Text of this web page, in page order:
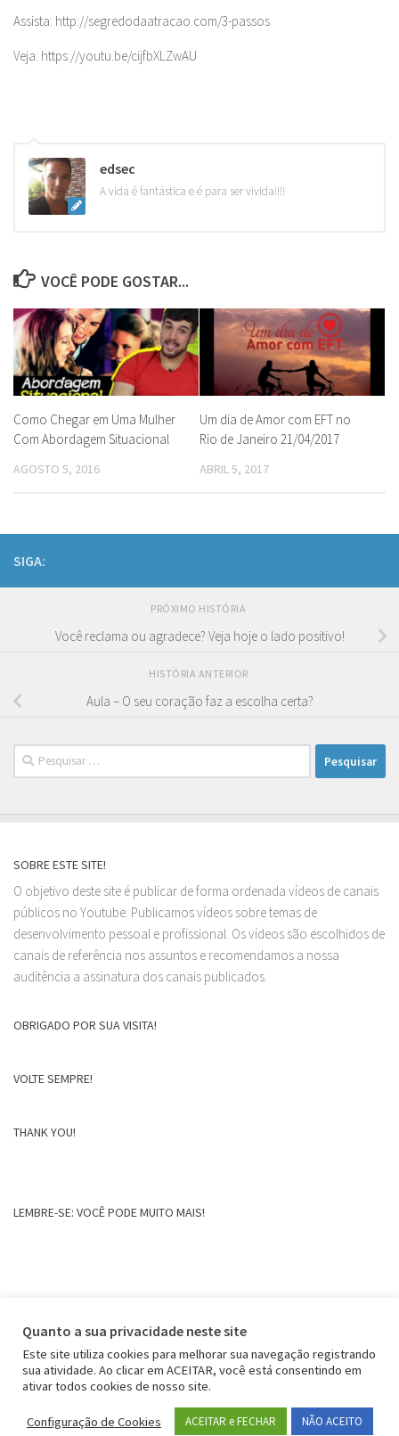
Assista: http://segredodaatracao.com/3-passos
Veja: https://youtu.be/cijfbXLZwAU
edsec
A vida é fantástica e é para ser vivida!!!!
VOCÊ PODE GOSTAR...
Como Chegar em Uma Mulher
Com Abordagem Situacional
AGOSTO 5, 2016
Um dia de Amor com EFT no
Rio de Janeiro 21/04/2017
ABRIL 5, 2017
SIGA:
PRÓXIMO HISTÓRIA
Você reclama ou agradece? Veja hoje o lado positivo!
HISTÓRIA ANTERIOR
Aula – O seu coração faz a escolha certa?
Pesquisar
por:
SOBRE ESTE SITE!
O objetivo deste site é publicar de forma ordenada vídeos de canais
públicos no Youtube. Publicamos vídeos sobre temas de
desenvolvimento pessoal e profissional. Os vídeos são escolhidos de
canais de referência nos assuntos e recomendamos a nossa
auditência a assinatura dos canais publicados.
OBRIGADO POR SUA VISITA!
VOLTE SEMPRE!
THANK YOU!
LEMBRE-SE: VOCÊ PODE MUITO MAIS!
Quanto a sua privacidade neste site
Este site utiliza cookies para melhorar sua navegação registrando
sua atividade. Ao clicar em ACEITAR, você está consentindo em
ativar todos cookies de nosso site.
Configuração de Cookies ACEITAR e FECHAR NÃO ACEITO